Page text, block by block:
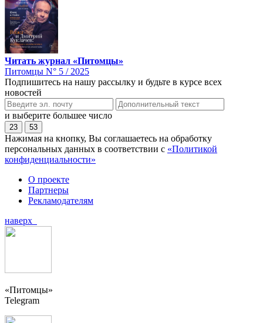
Читать журнал «Питомцы»
Питомцы N° 5 / 2025
Подпишитесь на нашу рассылку и будьте в курсе всех
новостей
и выберите большее число
23 53
Нажимая на кнопку, Вы соглашаетесь на обработку
персональных данных в соответствии с «Политикой
конфиденциальности»
О проекте
Партнеры
Рекламодателям
наверх
«Питомцы»
Telegram